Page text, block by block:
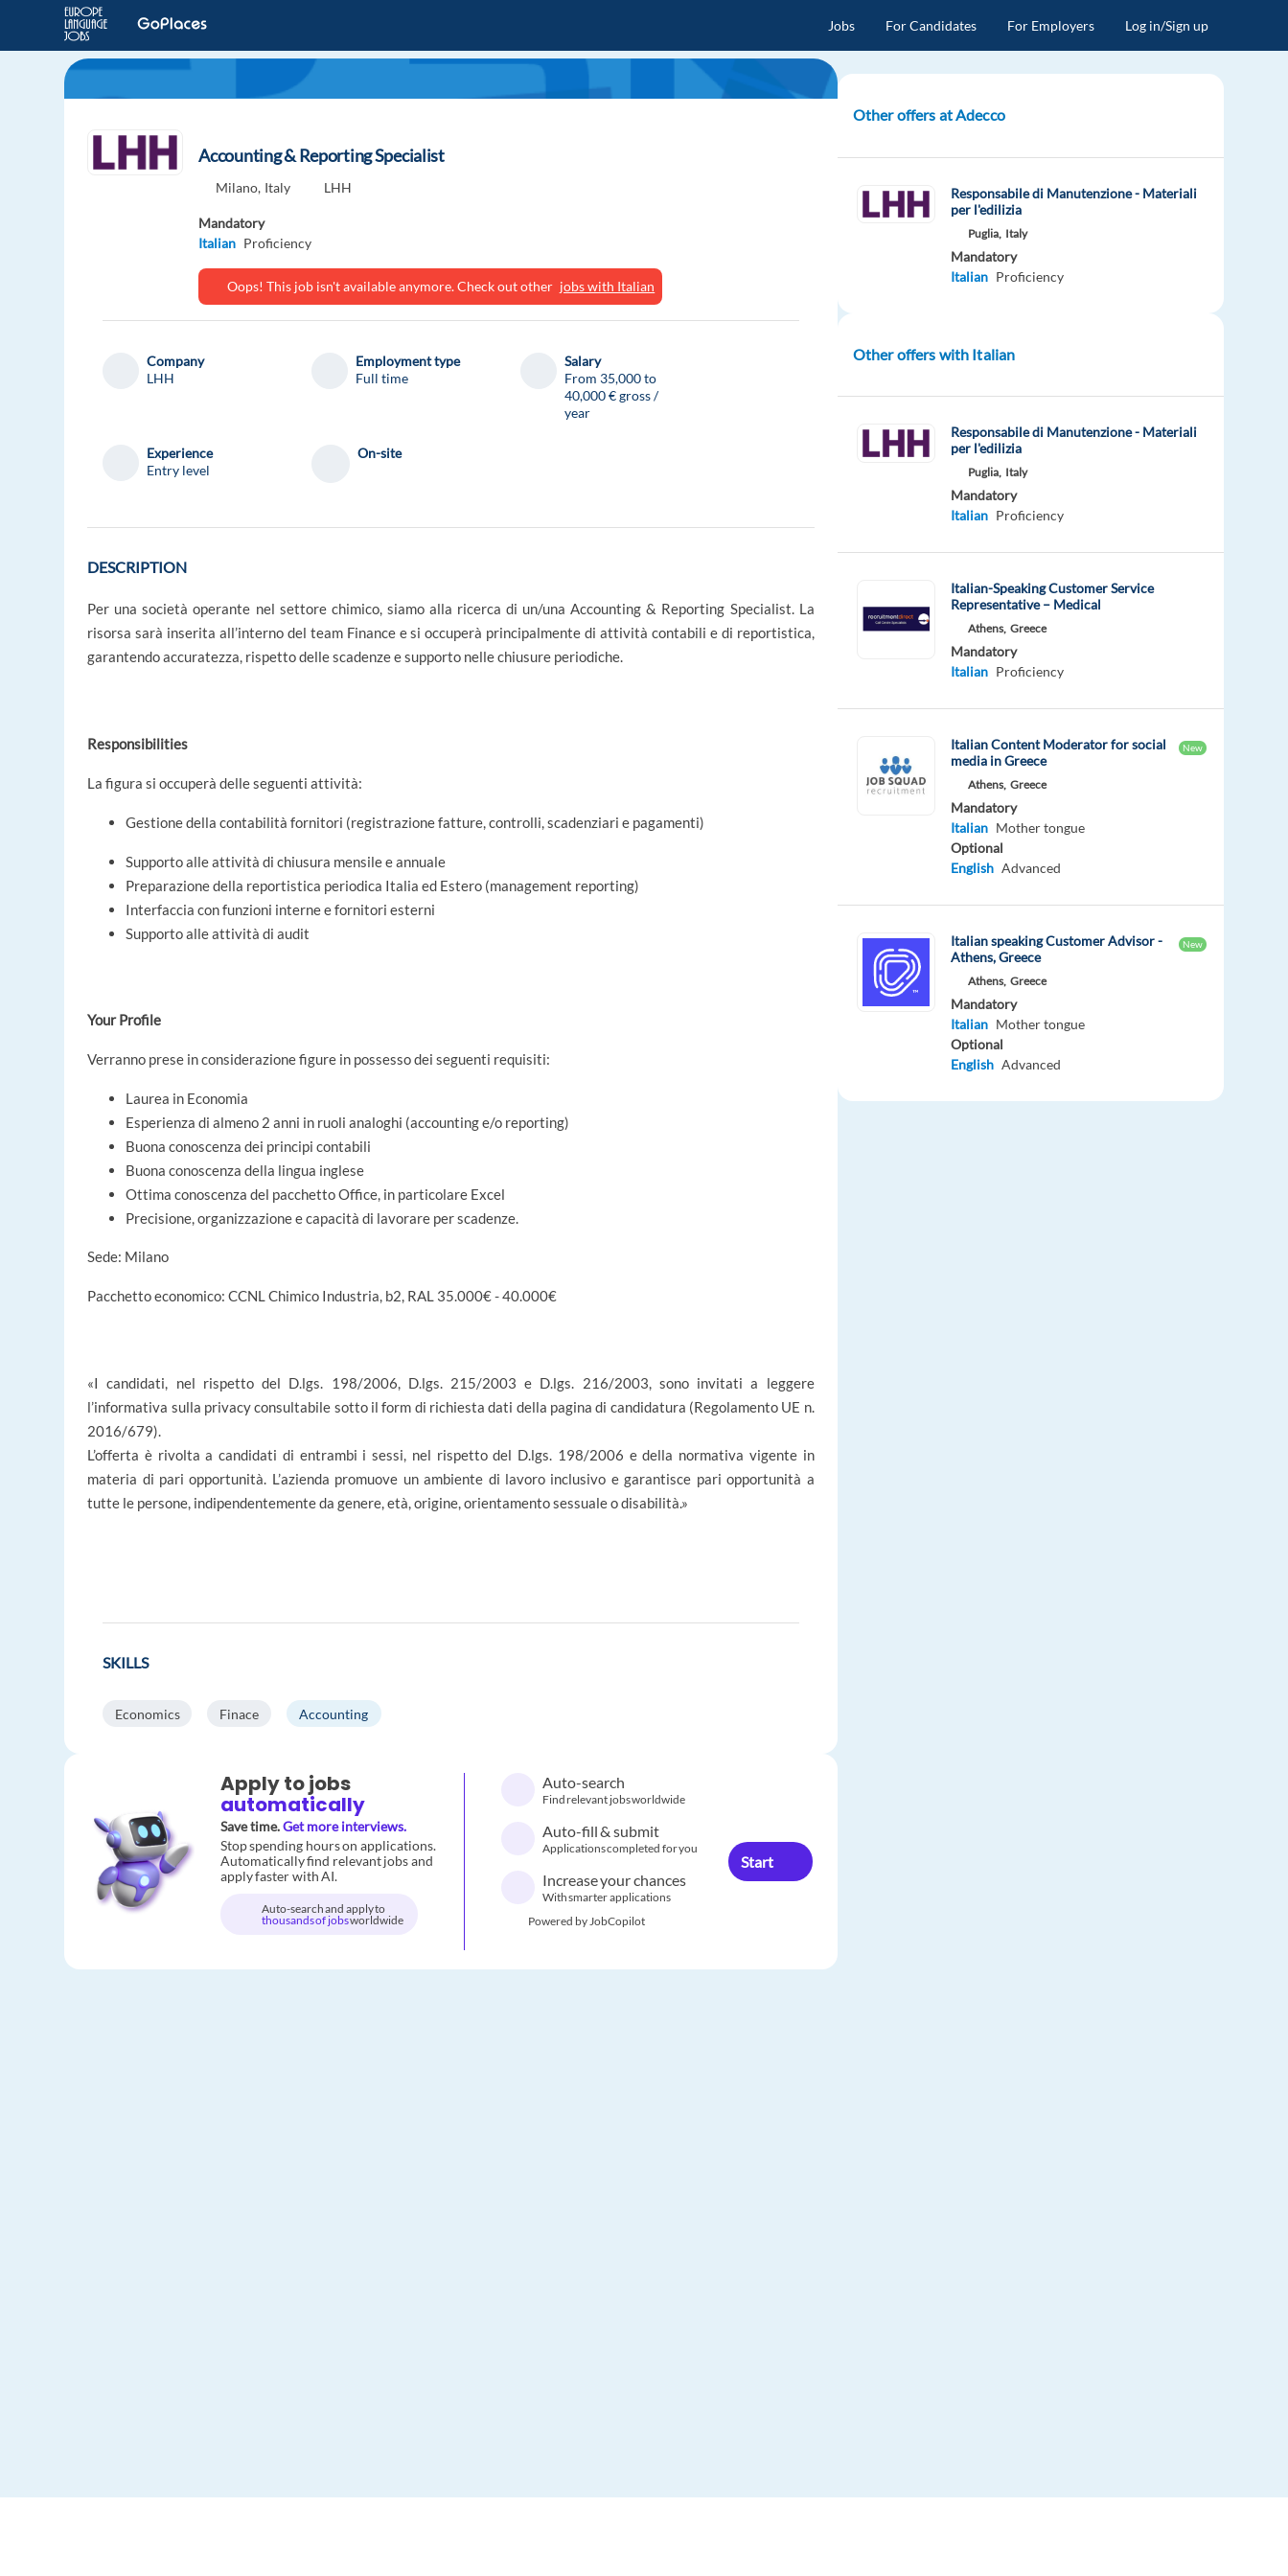
Jobs For Candidates For Employers Log in/Sign up
Accounting & Reporting Specialist
Milano, Italy LHH
Mandatory
Italian Proficiency
Oops! This job isn't available anymore. Check out other jobs with Italian
Company
LHH
Employment type
Full time
Salary
From 35,000 to
40,000 € gross /
year
Experience
Entry level
On-site
DESCRIPTION
Per una società operante nel settore chimico, siamo alla ricerca di un/una Accounting & Reporting Specialist. La
risorsa sarà inserita all’interno del team Finance e si occuperà principalmente di attività contabili e di reportistica,
garantendo accuratezza, rispetto delle scadenze e supporto nelle chiusure periodiche.
Responsibilities
La figura si occuperà delle seguenti attività:
Gestione della contabilità fornitori (registrazione fatture, controlli, scadenziari e pagamenti)
Supporto alle attività di chiusura mensile e annuale
Preparazione della reportistica periodica Italia ed Estero (management reporting)
Interfaccia con funzioni interne e fornitori esterni
Supporto alle attività di audit
Your Profile
Verranno prese in considerazione figure in possesso dei seguenti requisiti:
Laurea in Economia
Esperienza di almeno 2 anni in ruoli analoghi (accounting e/o reporting)
Buona conoscenza dei principi contabili
Buona conoscenza della lingua inglese
Ottima conoscenza del pacchetto Office, in particolare Excel
Precisione, organizzazione e capacità di lavorare per scadenze.
Sede: Milano
Pacchetto economico: CCNL Chimico Industria, b2, RAL 35.000€ - 40.000€
«I candidati, nel rispetto del D.lgs. 198/2006, D.lgs. 215/2003 e D.lgs. 216/2003, sono invitati a leggere
l’informativa sulla privacy consultabile sotto il form di richiesta dati della pagina di candidatura (Regolamento UE n.
2016/679).
L’offerta è rivolta a candidati di entrambi i sessi, nel rispetto del D.lgs. 198/2006 e della normativa vigente in
materia di pari opportunità. L’azienda promuove un ambiente di lavoro inclusivo e garantisce pari opportunità a
tutte le persone, indipendentemente da genere, età, origine, orientamento sessuale o disabilità.»
SKILLS
Economics Finace Accounting
Apply to jobs
automatically
Save time.Get more interviews.
Stop spending hours on applications.
Automatically find relevant jobs and
apply faster with AI.
Auto-search and apply to
thousands of jobsworldwide
Auto-search
Find relevant jobs worldwide
Auto-fill & submit
Applications completed for you
Increase your chances
With smarter applications
Powered by JobCopilot
Start
Other offers at Adecco
Responsabile di Manutenzione - Materiali
per l'edilizia
Puglia, Italy
Mandatory
Italian Proficiency
Other offers with Italian
Responsabile di Manutenzione - Materiali
per l'edilizia
Puglia, Italy
Mandatory
Italian Proficiency
Italian-Speaking Customer Service
Representative – Medical
Athens, Greece
Mandatory
Italian Proficiency
Italian Content Moderator for social
media in Greece
New
Athens, Greece
Mandatory
Italian Mother tongue
Optional
English Advanced
Italian speaking Customer Advisor -
Athens, Greece
New
Athens, Greece
Mandatory
Italian Mother tongue
Optional
English Advanced